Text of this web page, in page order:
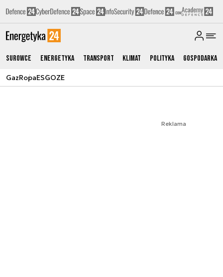
Surowce Energetyka Transport Klimat Polityka Gospodarka
GazRopaESGOZE
Reklama